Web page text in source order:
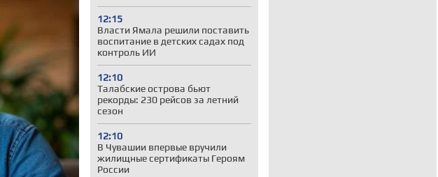
12:15
Власти Ямала решили поставить
воспитание в детских садах под
контроль ИИ
12:10
Талабские острова бьют
рекорды: 230 рейсов за летний
сезон
12:10
В Чувашии впервые вручили
жилищные сертификаты Героям
России